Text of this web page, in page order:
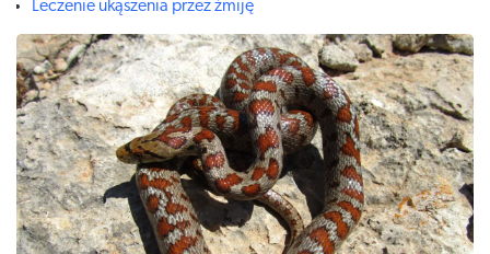
Leczenie ukąszenia przez żmiję